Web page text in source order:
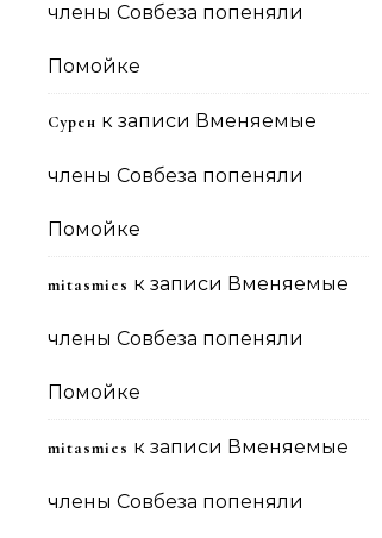
члены Совбеза попеняли
Помойке
Сурен к записи Вменяемые
члены Совбеза попеняли
Помойке
mitasmies к записи Вменяемые
члены Совбеза попеняли
Помойке
mitasmies к записи Вменяемые
члены Совбеза попеняли